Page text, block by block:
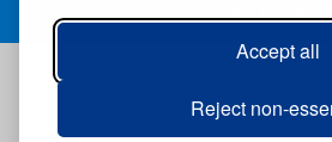
Accept all
Reject non-
АВТОР: